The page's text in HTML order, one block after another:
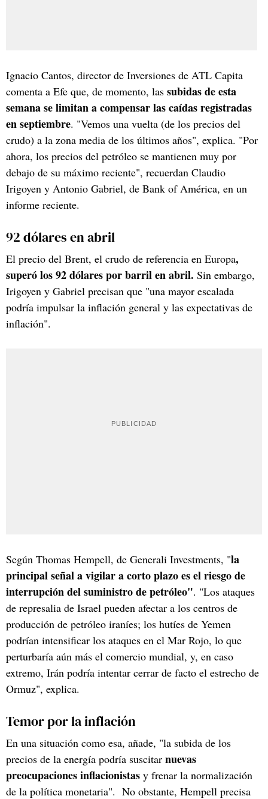
Ignacio Cantos, director de Inversiones de ATL Capita
comenta a Efe que, de momento, las subidas de esta
semana se limitan a compensar las caídas registradas
en septiembre. "Vemos una vuelta (de los precios del
crudo) a la zona media de los últimos años", explica. "Por
ahora, los precios del petróleo se mantienen muy por
debajo de su máximo reciente", recuerdan Claudio
Irigoyen y Antonio Gabriel, de Bank of América, en un
informe reciente.
92 dólares en abril
El precio del Brent, el crudo de referencia en Europa,
superó los 92 dólares por barril en abril. Sin embargo,
Irigoyen y Gabriel precisan que "una mayor escalada
podría impulsar la inflación general y las expectativas de
inflación".
Según Thomas Hempell, de Generali Investments, "la
principal señal a vigilar a corto plazo es el riesgo de
interrupción del suministro de petróleo". "Los ataques
de represalia de Israel pueden afectar a los centros de
producción de petróleo iraníes; los hutíes de Yemen
podrían intensificar los ataques en el Mar Rojo, lo que
perturbaría aún más el comercio mundial, y, en caso
extremo, Irán podría intentar cerrar de facto el estrecho de
Ormuz", explica.
Temor por la inflación
En una situación como esa, añade, "la subida de los
precios de la energía podría suscitar nuevas
preocupaciones inflacionistas y frenar la normalización
de la política monetaria". No obstante, Hempell precisa